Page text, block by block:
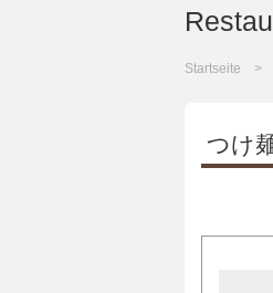
Startseite
つけ